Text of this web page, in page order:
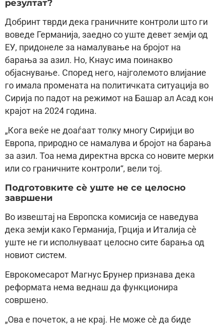
резултат?
Добринт тврди дека граничните контроли што ги
воведе Германија, заедно со уште девет земји од
ЕУ, придонеле за намалување на бројот на
барања за азил. Но, Кнаус има поинакво
објаснување. Според него, најголемото влијание
го имала промената на политичката ситуација во
Сирија по падот на режимот на Башар ал Асад кон
крајот на 2024 година.
„Кога веќе не доаѓаат толку многу Сиријци во
Европа, природно се намалува и бројот на барања
за азил. Тоа нема директна врска со новите мерки
или со граничните контроли“, вели тој.
Подготовките сѐ уште не се целосно
завршени
Во извештај на Европска комисија се наведува
дека земји како Германија, Грција и Италија сѐ
уште не ги исполнуваат целосно сите барања од
новиот систем.
Еврокомесарот Магнус Брунер признава дека
реформата нема веднаш да функционира
совршено.
„Ова е почеток, а не крај. Не може сѐ да биде